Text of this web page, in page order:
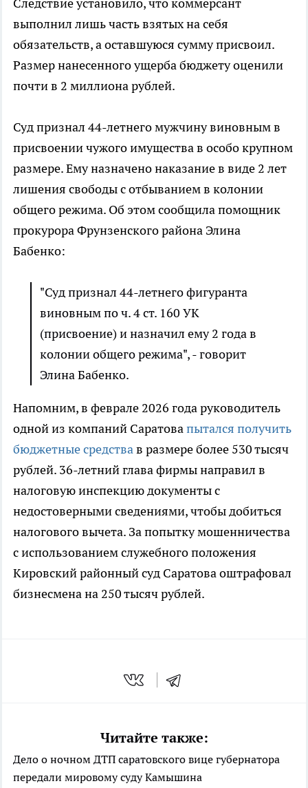
Следствие установило, что коммерсант
выполнил лишь часть взятых на себя
обязательств, а оставшуюся сумму присвоил.
Размер нанесенного ущерба бюджету оценили
почти в 2 миллиона рублей.
Суд признал 44-летнего мужчину виновным в
присвоении чужого имущества в особо крупном
размере. Ему назначено наказание в виде 2 лет
лишения свободы с отбыванием в колонии
общего режима. Об этом сообщила помощник
прокурора Фрунзенского района Элина
Бабенко:
"Суд признал 44-летнего фигуранта
виновным по ч. 4 ст. 160 УК
(присвоение) и назначил ему 2 года в
колонии общего режима", - говорит
Элина Бабенко.
Напомним, в феврале 2026 года руководитель
одной из компаний Саратовапытался получить
бюджетные средствав размере более 530 тысяч
рублей. 36-летний глава фирмы направил в
налоговую инспекцию документы с
недостоверными сведениями, чтобы добиться
налогового вычета. За попытку мошенничества
с использованием служебного положения
Кировский районный суд Саратова оштрафовал
бизнесмена на 250 тысяч рублей.
Читайте также:
Дело о ночном ДТП саратовского вице губернатора
передали мировому суду Камышина